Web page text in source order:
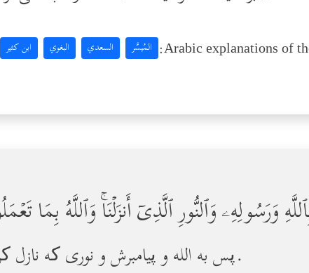
Arabic explanations of المُيسَّر السعدي البغوي ابن كثير
وَرَسُولِهِۦ وَٱلنُّورِ ٱلَّذِیۤ أَنزَلۡنَاۚ وَٱللَّهُ بِمَا
پس به الله و پیامبرش و نوری که نازل کرده‌ایم ایمان بیاورید؛ و الله از آنچه انجام می‌دهید آگاه است.